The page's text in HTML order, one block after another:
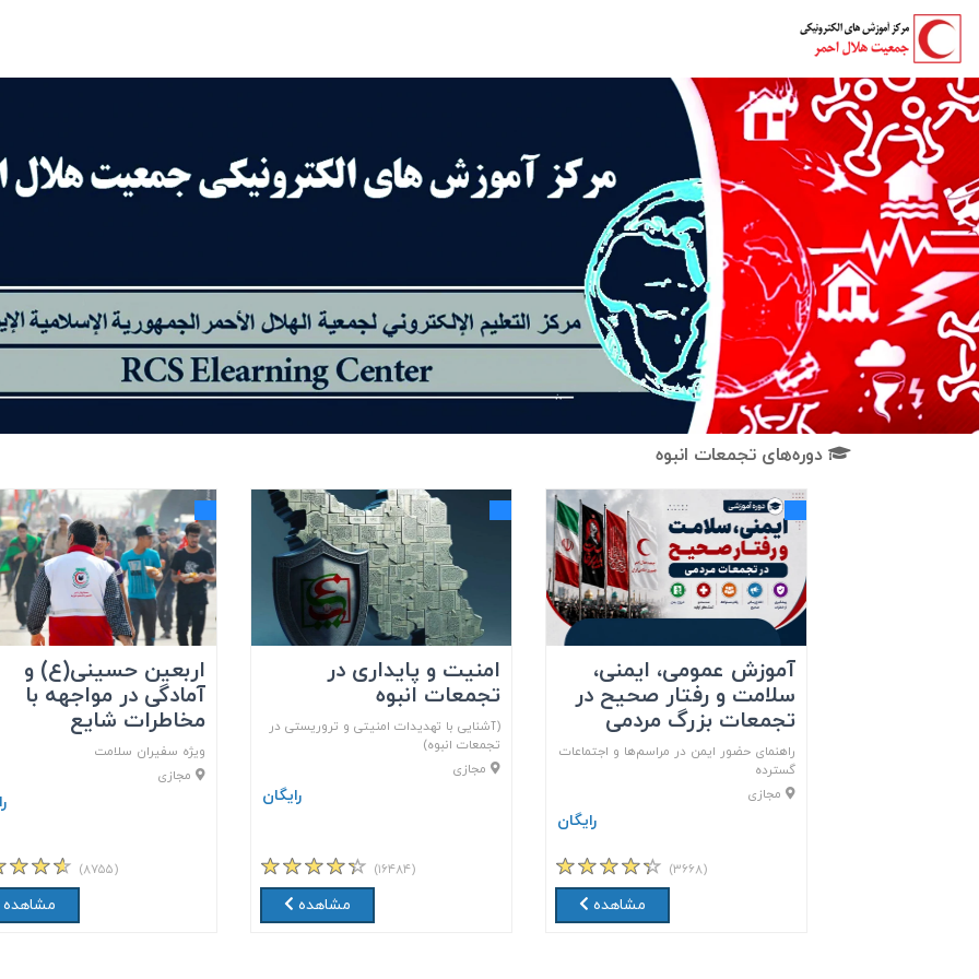
دوره‌های تجمعات انبوه
آموزش عمومی، ایمنی،
سلامت و رفتار صحیح در
تجمعات بزرگ مردمی
راهنمای حضور ایمن در مراسم‌ها و اجتماعات
گسترده
مجازی
رایگان
(۳۶۶۸)
مشاهده
امنیت و پایداری در
تجمعات انبوه
(آشنایی با تهدیدات امنیتی و تروریستی در
تجمعات انبوه)
مجازی
رایگان
(۱۶۴۸۴)
مشاهده
اربعین حسینی(ع) و
آمادگی در مواجهه با
مخاطرات شایع
ویژه سفیران سلامت
مجازی
(۸۷۵۵)
مشاهده